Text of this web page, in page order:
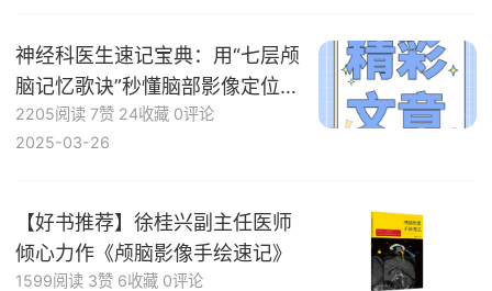
神经科医生速记宝典：用“七层颅
脑记忆歌诀”秒懂脑部影像定位诊
断！
2205阅读 7赞 24收藏 0评论
2025-03-26
【好书推荐】徐桂兴副主任医师
倾心力作《颅脑影像手绘速记》
1599阅读 3赞 6收藏 0评论